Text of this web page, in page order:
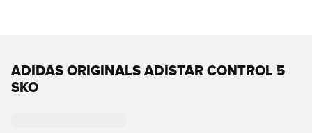
ADIDAS ORIGINALS ADISTAR CONTROL 5
SKO